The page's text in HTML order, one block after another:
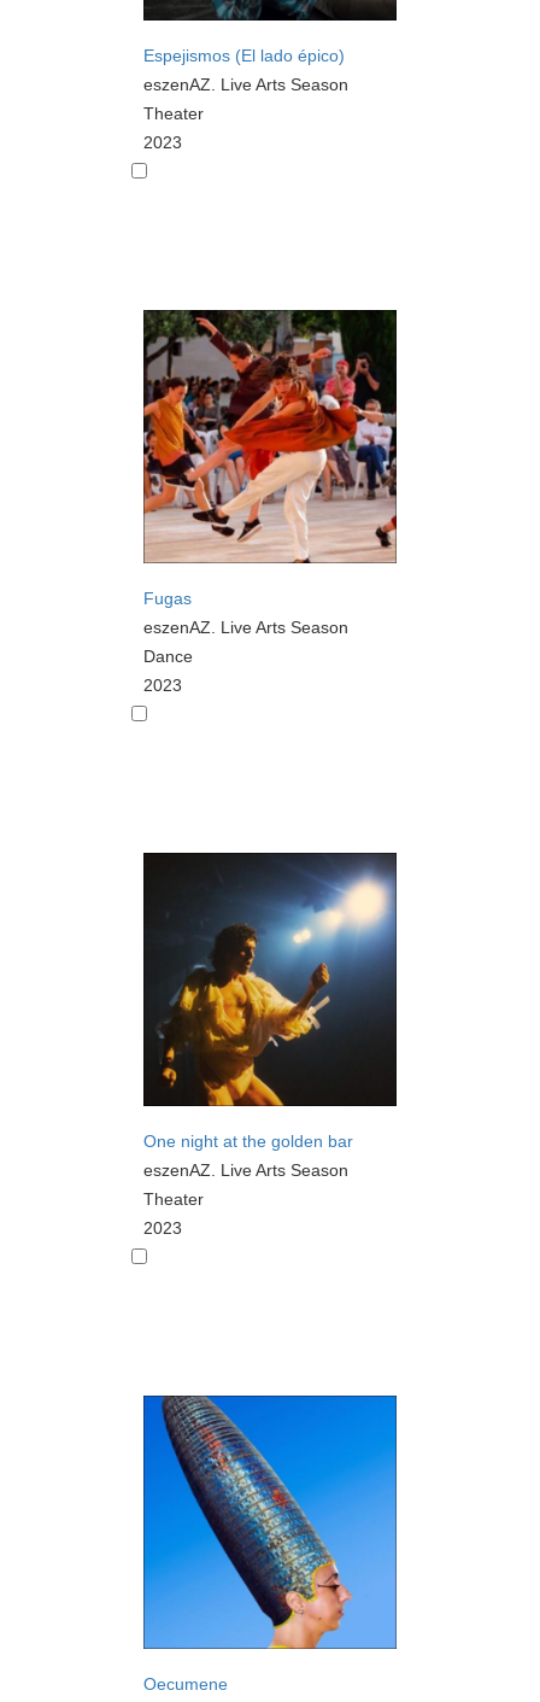
Espejismos (El lado épico)
eszenAZ. Live Arts Season
Theater
2023
Fugas
eszenAZ. Live Arts Season
Dance
2023
One night at the golden bar
eszenAZ. Live Arts Season
Theater
2023
Oecumene